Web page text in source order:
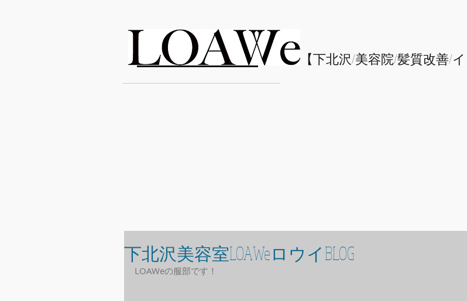
LOAWe ​【下北沢/美容院/髪質改善/
下北沢美容室LOAWeロウイBLOG
LOAWeの服部です！